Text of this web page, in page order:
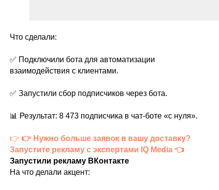
Что сделали:
✅ Подключили бота для автоматизации
взаимодействия с клиентами.
✅ Запустили сбор подписчиков через бота.
📊 Результат: 8 473 подписчика в чат-боте «с нуля».
👉 👉 Нужно больше заявок в вашу доставку?
Запустите рекламу с экспертами IQ Media 👈
Запустили рекламу ВКонтакте
На что делали акцент: